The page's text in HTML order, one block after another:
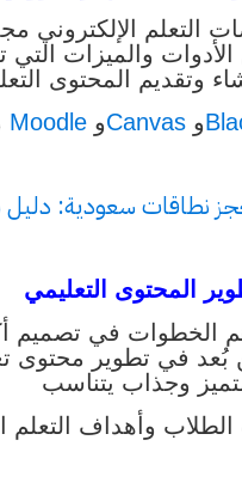
التعلم الإلكتروني
والميزات
Moodle وCanvas و
نطاقات سعودية:
المحتوى التعليمي
الخطوات في تصميم
بُعد في تطوير محتوى
وجذاب يتناسب